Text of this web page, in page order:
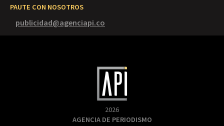
PAUTE CON NOSOTROS
publicidad@agenciapi.co
2026
AGENCIA DE PERIODISMO